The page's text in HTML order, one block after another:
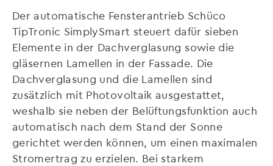
Der automatische Fensterantrieb Schüco
TipTronic SimplySmart steuert dafür sieben
Elemente in der Dachverglasung sowie die
gläsernen Lamellen in der Fassade. Die
Dachverglasung und die Lamellen sind
zusätzlich mit Photovoltaik ausgestattet,
weshalb sie neben der Belüftungsfunktion auch
automatisch nach dem Stand der Sonne
gerichtet werden können, um einen maximalen
Stromertrag zu erzielen. Bei starkem